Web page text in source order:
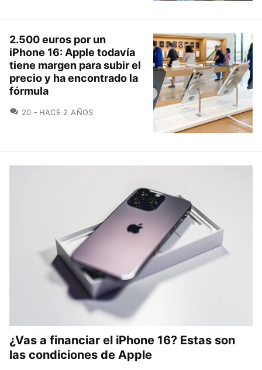
2.500 euros por un
iPhone 16: Apple todavía
tiene margen para subir el
precio y ha encontrado la
fórmula
20 COMENTARIOS
HACE 2 AÑOS
¿Vas a financiar el iPhone 16? Estas son
las condiciones de Apple